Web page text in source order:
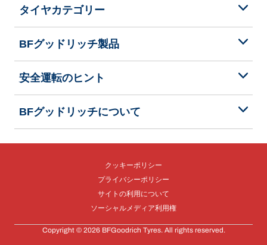
タイヤカテゴリー
BFグッドリッチ製品
安全運転のヒント
BFグッドリッチについて
クッキーポリシー
プライバシーポリシー
サイトの利用について
ソーシャルメディア利用権
Copyright © 2026 BFGoodrich Tyres. All rights reserved.